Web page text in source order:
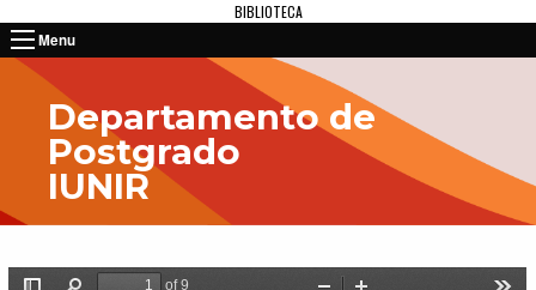
BIBLIOTECA
Menu
Departamento de
Postgrado
IUNIR